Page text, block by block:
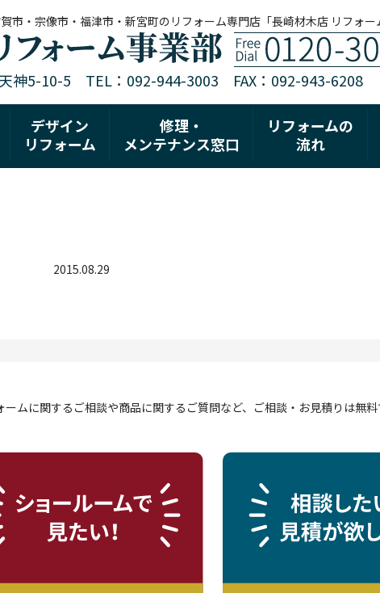
市・宗像市・福津市・新宮町のリフォーム専門店「長崎材木店 リフォー
神5-10-5 TEL：092-944-3003 FAX：092-943-6208
デザイン
リフォーム
修理・
メンテナンス窓口
リフォームの
流れ
2015.08.29
ームに関するご相談や商品に関するご質問など、ご相談・お見積りは無料